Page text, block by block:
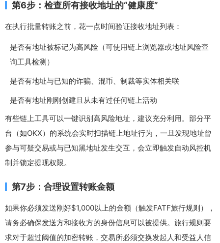
第6步：检查所有接收地址的“健康度”
在执行批量转账之前，花一点时间验证接收地址列表：
是否有地址被标记为高风险（可使用链上浏览器或地址风险查
询工具检测）
是否有地址与已知的诈骗、混币、制裁等实体相关联
是否有地址刚刚创建且从未有过任何链上活动
有些链上工具可以一键识别高风险地址，建议充分利用。部分平
台（如OKX）的系统会实时扫描链上地址行为，一旦发现地址曾
参与可疑交易或与已知黑地址发生交互，会立即触发自动风控机
制并锁定提现权限。
第7步：合理设置转账金额
如果你必须发送刚好$1,000以上的金额（触发FATF旅行规则），
请务必确保发送方和接收方的身份信息可以被提供。旅行规则要
求对于超过阈值的加密转账，交易所必须交换发起人和受益人信